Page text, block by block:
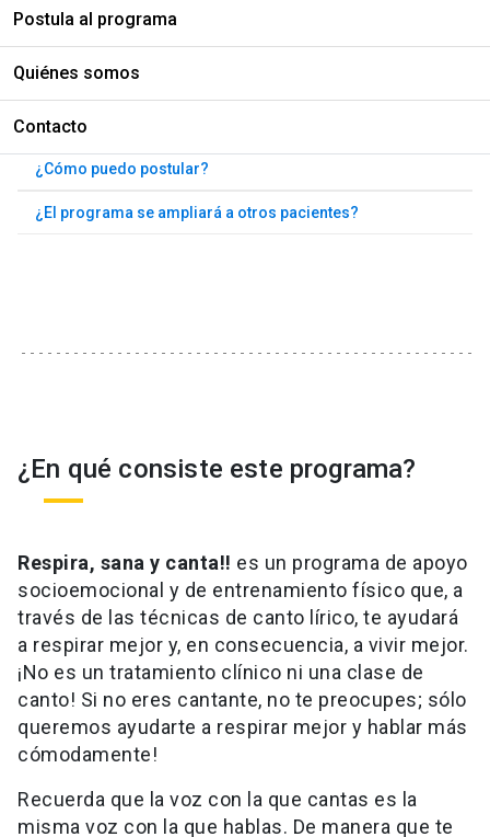
Postula al programa
Quiénes somos
Contacto
EN ESTA PÁGINA
¿En qué consiste este programa?
¿Qué incluye el programa?
¿Cómo puedo postular?
¿El programa se ampliará a otros pacientes?
¿En qué consiste este programa?
Respira, sana y canta!! es un programa de apoyo
socioemocional y de entrenamiento físico que, a
través de las técnicas de canto lírico, te ayudará
a respirar mejor y, en consecuencia, a vivir mejor.
¡No es un tratamiento clínico ni una clase de
canto! Si no eres cantante, no te preocupes; sólo
queremos ayudarte a respirar mejor y hablar más
cómodamente!
Recuerda que la voz con la que cantas es la
misma voz con la que hablas. De manera que te